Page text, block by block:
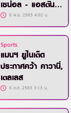
เซน่อล - แอสตัน
วิลล่า8 พ.ย. 2563 4:02 น.
Sports
แมนฯ ยูไนเต็ด
ประกาศคว้า คาวานี่,
เตลเลส
6 ต.ค. 2563 3:13 น.